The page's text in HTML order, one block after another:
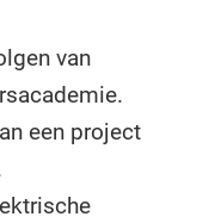
van
een project